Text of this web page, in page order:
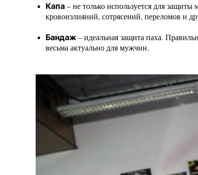
Капа – не только используется для
кровоизлияний, сотрясений, переломов и
Бандаж – идеальная защита паха.
весьма актуально для мужчин.